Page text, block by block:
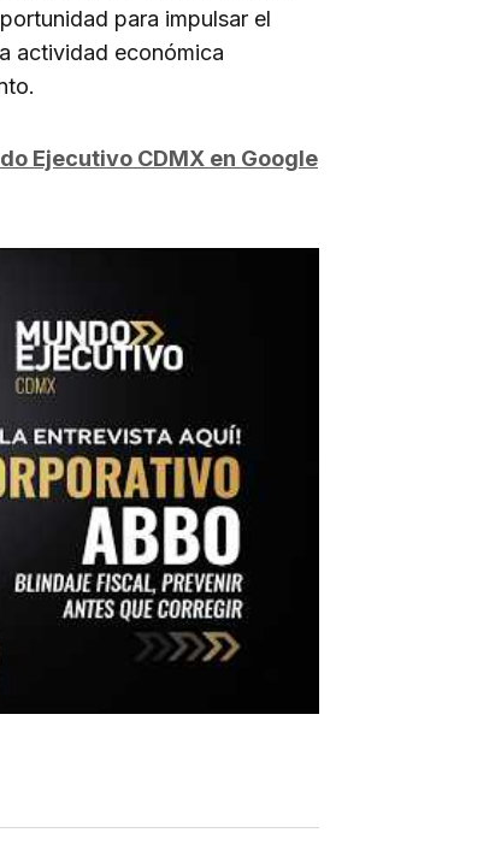
para impulsar el
actividad económica
Ejecutivo CDMX en Google